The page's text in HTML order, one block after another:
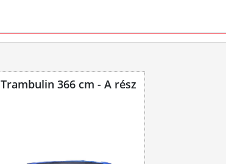
Trambulin 366 cm - A rész